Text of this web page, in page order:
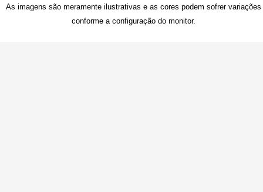
As imagens são meramente ilustrativas e as cores podem sofrer variações
conforme a configuração do monitor.